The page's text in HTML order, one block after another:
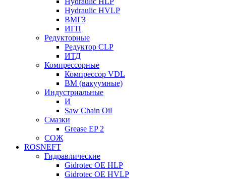
Hydraulic HVLP
ВМГЗ
ИГП
Редукторные
Редуктор CLP
ИТД
Компрессорные
Компрессор VDL
ВМ (вакуумные)
Индустриальные
И
Saw Chain Oil
Смазки
Grease EP 2
СОЖ
ROSNEFT
Гидравлические
Gidrotec OE HLP
Gidrotec OE HVLP